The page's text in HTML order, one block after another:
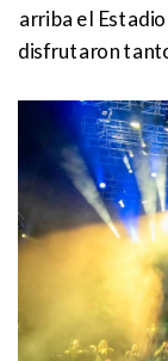
arriba el
disfrutaron